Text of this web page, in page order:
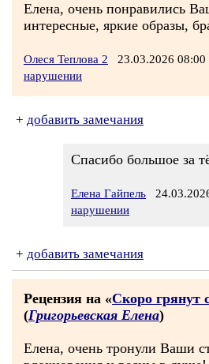
Елена, очень понравились
интересные, яркие образы,
Олеся Теплова 2 23.03.2026 08:00
нарушении
+ добавить замечания
Спасибо большое за
Елена Гайпель
нарушении
+ добавить замечания
Рецензия на «Скоро грянут
(Григорьевская Елена)
Елена, очень тронули Ваши